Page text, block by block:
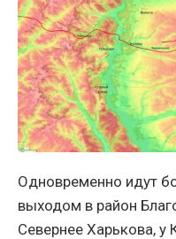
Одновременно идут
выходом в район
Севернее Харькова, у